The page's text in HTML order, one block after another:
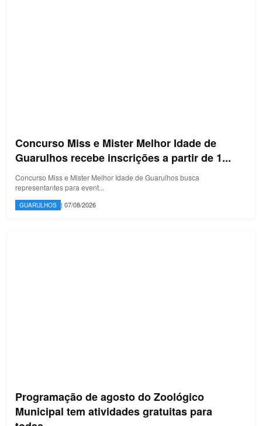
Concurso Miss e Mister Melhor Idade de
Guarulhos recebe inscrições a partir de 1...
Concurso Miss e Mister Melhor Idade de Guarulhos busca
representantes para event...
GUARULHOS | 07/08/2026
Programação de agosto do Zoológico
Municipal tem atividades gratuitas para